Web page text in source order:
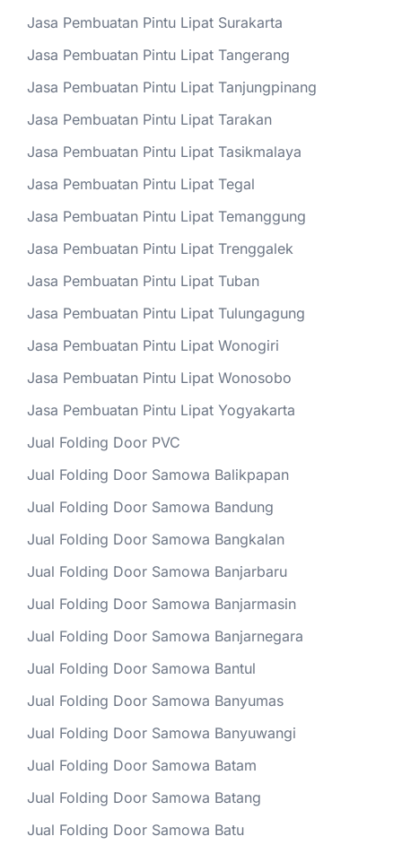
Jasa Pembuatan Pintu Lipat Surakarta
Jasa Pembuatan Pintu Lipat Tangerang
Jasa Pembuatan Pintu Lipat Tanjungpinang
Jasa Pembuatan Pintu Lipat Tarakan
Jasa Pembuatan Pintu Lipat Tasikmalaya
Jasa Pembuatan Pintu Lipat Tegal
Jasa Pembuatan Pintu Lipat Temanggung
Jasa Pembuatan Pintu Lipat Trenggalek
Jasa Pembuatan Pintu Lipat Tuban
Jasa Pembuatan Pintu Lipat Tulungagung
Jasa Pembuatan Pintu Lipat Wonogiri
Jasa Pembuatan Pintu Lipat Wonosobo
Jasa Pembuatan Pintu Lipat Yogyakarta
Jual Folding Door PVC
Jual Folding Door Samowa Balikpapan
Jual Folding Door Samowa Bandung
Jual Folding Door Samowa Bangkalan
Jual Folding Door Samowa Banjarbaru
Jual Folding Door Samowa Banjarmasin
Jual Folding Door Samowa Banjarnegara
Jual Folding Door Samowa Bantul
Jual Folding Door Samowa Banyumas
Jual Folding Door Samowa Banyuwangi
Jual Folding Door Samowa Batam
Jual Folding Door Samowa Batang
Jual Folding Door Samowa Batu